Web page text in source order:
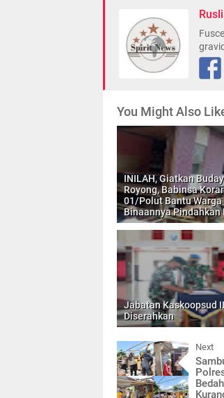
You Might Also
INILAH, Giatkan
Royong, Babinsa
01/Polut Bantu Warga
Binaannya Pindahkan
Jabatan Kaskoopsud
Diserahkan
Next